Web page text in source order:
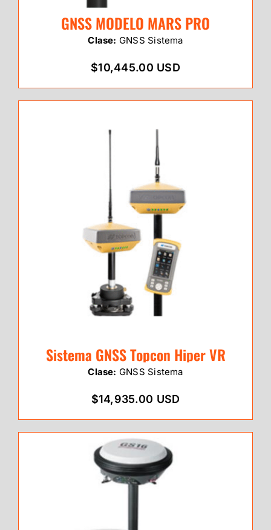
GNSS MODELO MARS PRO
Clase: GNSS Sistema
$10,445.00 USD
Sistema GNSS Topcon Hiper VR
Clase: GNSS Sistema
$14,935.00 USD